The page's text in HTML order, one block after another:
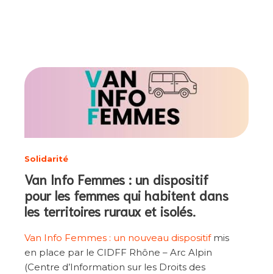
Solidarité
Van Info Femmes : un dispositif
pour les femmes qui habitent dans
les territoires ruraux et isolés.
Van Info Femmes : un nouveau dispositifmis
en place par le CIDFF Rhône – Arc Alpin
(Centre d’Information sur les Droits des